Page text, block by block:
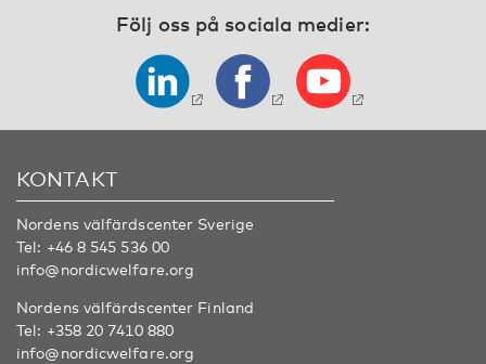
Följ oss på sociala medier:
KONTAKT
Nordens välfärdscenter Sverige
Tel: +46 8 545 536 00
info@nordicwelfare.org
Nordens välfärdscenter Finland
Tel: +358 20 7410 880
info@nordicwelfare.org